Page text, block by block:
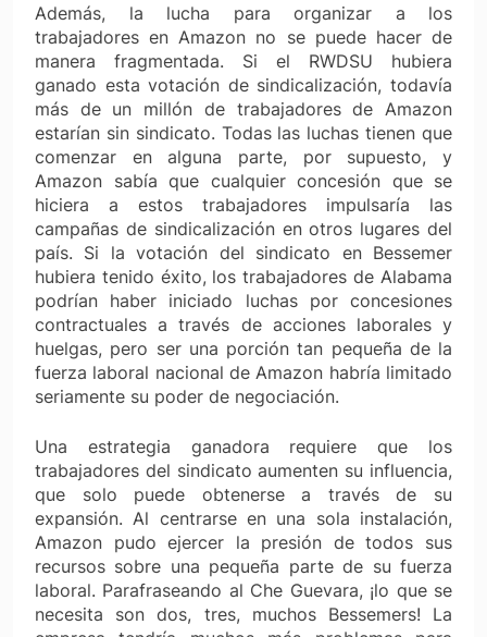
Además, la lucha para organizar a los
trabajadores en Amazon no se puede hacer de
manera fragmentada. Si el RWDSU hubiera
ganado esta votación de sindicalización, todavía
más de un millón de trabajadores de Amazon
estarían sin sindicato. Todas las luchas tienen que
comenzar en alguna parte, por supuesto, y
Amazon sabía que cualquier concesión que se
hiciera a estos trabajadores impulsaría las
campañas de sindicalización en otros lugares del
país. Si la votación del sindicato en Bessemer
hubiera tenido éxito, los trabajadores de Alabama
podrían haber iniciado luchas por concesiones
contractuales a través de acciones laborales y
huelgas, pero ser una porción tan pequeña de la
fuerza laboral nacional de Amazon habría limitado
seriamente su poder de negociación.
Una estrategia ganadora requiere que los
trabajadores del sindicato aumenten su influencia,
que solo puede obtenerse a través de su
expansión. Al centrarse en una sola instalación,
Amazon pudo ejercer la presión de todos sus
recursos sobre una pequeña parte de su fuerza
laboral. Parafraseando al Che Guevara, ¡lo que se
necesita son dos, tres, muchos Bessemers! La